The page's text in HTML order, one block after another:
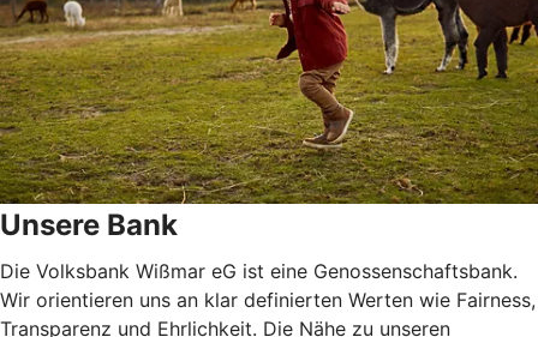
Unsere Bank
Die Volksbank Wißmar eG ist eine Genossenschaftsbank.
Wir orientieren uns an klar definierten Werten wie Fairness,
Transparenz und Ehrlichkeit. Die Nähe zu unseren